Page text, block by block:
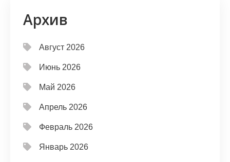
Архив
Август 2026
Июнь 2026
Май 2026
Апрель 2026
Февраль 2026
Январь 2026